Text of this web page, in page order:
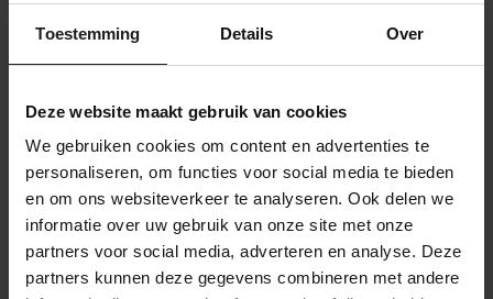
Toestemming Details Over
Deze website maakt gebruik van cookies
We gebruiken cookies om content en advertenties te
personaliseren, om functies voor social media te bieden
en om ons websiteverkeer te analyseren. Ook delen we
informatie over uw gebruik van onze site met onze
partners voor social media, adverteren en analyse. Deze
partners kunnen deze gegevens combineren met andere
Auf Lager
Fragen zu diesem
Produkt?
Wir beraten Sie gerne! Rufen Sie
an unter +31(0)85-2736738oder
nehmen Sie Kontakt auf.